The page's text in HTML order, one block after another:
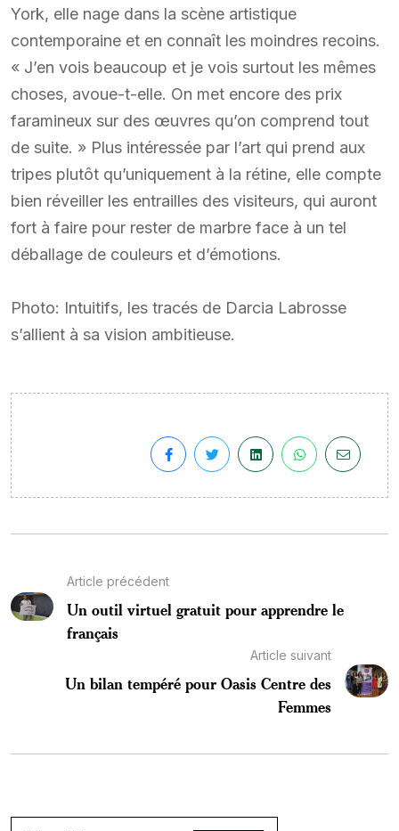
York, elle nage dans la scène artistique
contemporaine et en connaît les moindres recoins.
« J’en vois beaucoup et je vois surtout les mêmes
choses, avoue-t-elle. On met encore des prix
faramineux sur des œuvres qu’on comprend tout
de suite. » Plus intéressée par l’art qui prend aux
tripes plutôt qu’uniquement à la rétine, elle compte
bien réveiller les entrailles des visiteurs, qui auront
fort à faire pour rester de marbre face à un tel
déballage de couleurs et d’émotions.
Photo: Intuitifs, les tracés de Darcia Labrosse
s’allient à sa vision ambitieuse.
Article précédent
Un outil virtuel gratuit pour apprendre le
français
Article suivant
Un bilan tempéré pour Oasis Centre des
Femmes